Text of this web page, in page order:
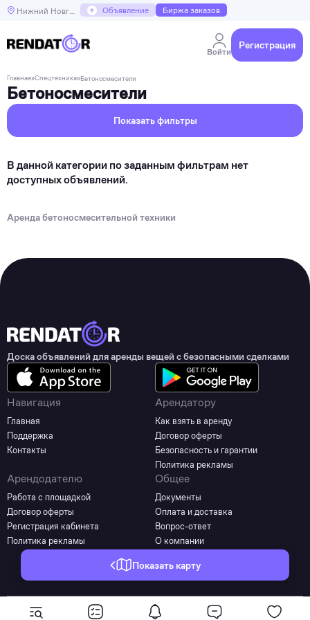
Нижний Новгород + Объявление Биржа заказов
Войти
Регистрация
Главная»Спецтехника»Бетоносмесители
Бетоносмесители
Показать карту
Показать фильтры
В данной категории по заданным фильтрам нет
доступных объявлений.
Аренда бетоносмесительной техники
Доска объявлений для аренды вещей с безопасными сделками
Навигация
Главная
Поддержка
Контакты
Арендатору
Как взять в аренду
Договор оферты
Безопасность и гарантии
Политика рекламы
Арендодателю
Работа с площадкой
Договор оферты
Регистрация кабинета
Политика рекламы
Общее
Документы
Оплата и доставка
Вопрос-ответ
О компании